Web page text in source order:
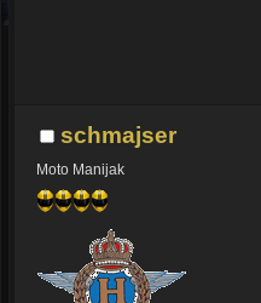
schmajser
Moto Manijak